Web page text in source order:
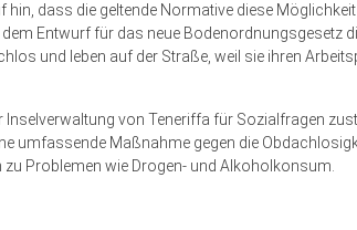
hin, dass die geltende Normative diese
dem Entwurf für das neue Bodenordnungsgesetz
und leben auf der Straße, weil sie ihren
Inselverwaltung von Teneriffa für Sozialfragen
umfassende Maßnahme gegen die
Problemen wie Drogen- und Alkoholkonsum.